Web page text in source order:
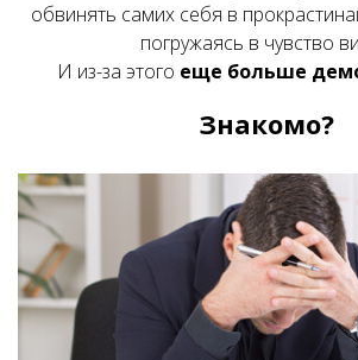
обвинять самих себя в
погружаясь в чувство
И из-за этого еще больше
Знакомо?